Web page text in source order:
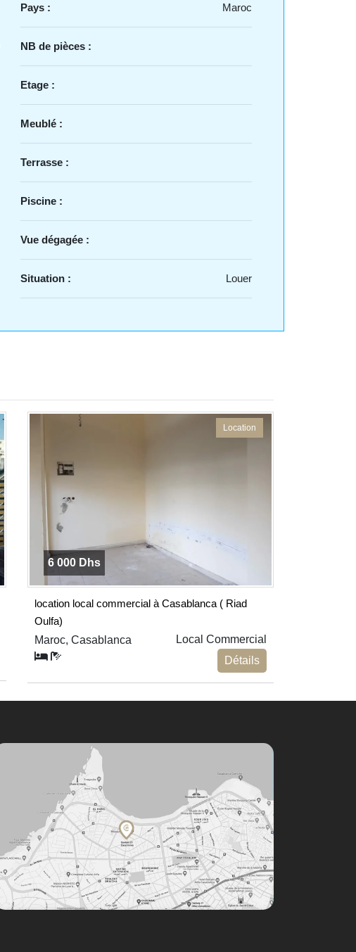
Pays : Maroc
NB de pièces :
Etage :
Meublé :
Terrasse :
Piscine :
Vue dégagée :
Situation : Louer
Location
6 000 Dhs
location local commercial à Casablanca ( Riad
Oulfa)
Maroc, Casablanca
Local Commercial
Détails